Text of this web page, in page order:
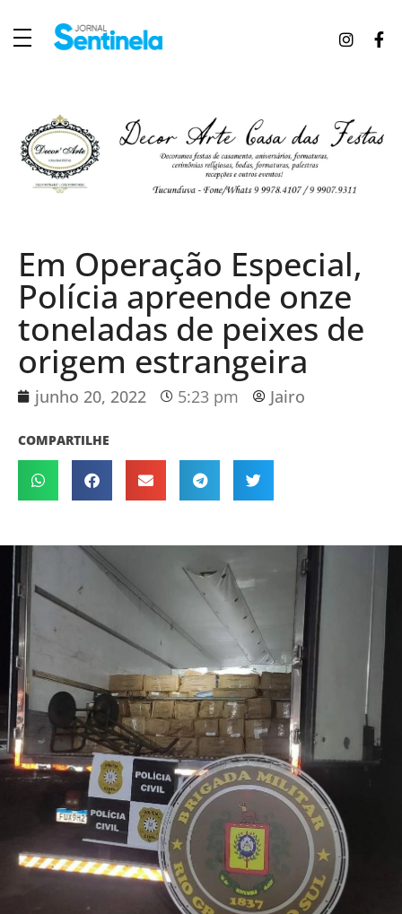
Em Operação Especial,
Polícia apreende onze
toneladas de peixes de
origem estrangeira
junho 20, 2022 5:23 pm Jairo
COMPARTILHE